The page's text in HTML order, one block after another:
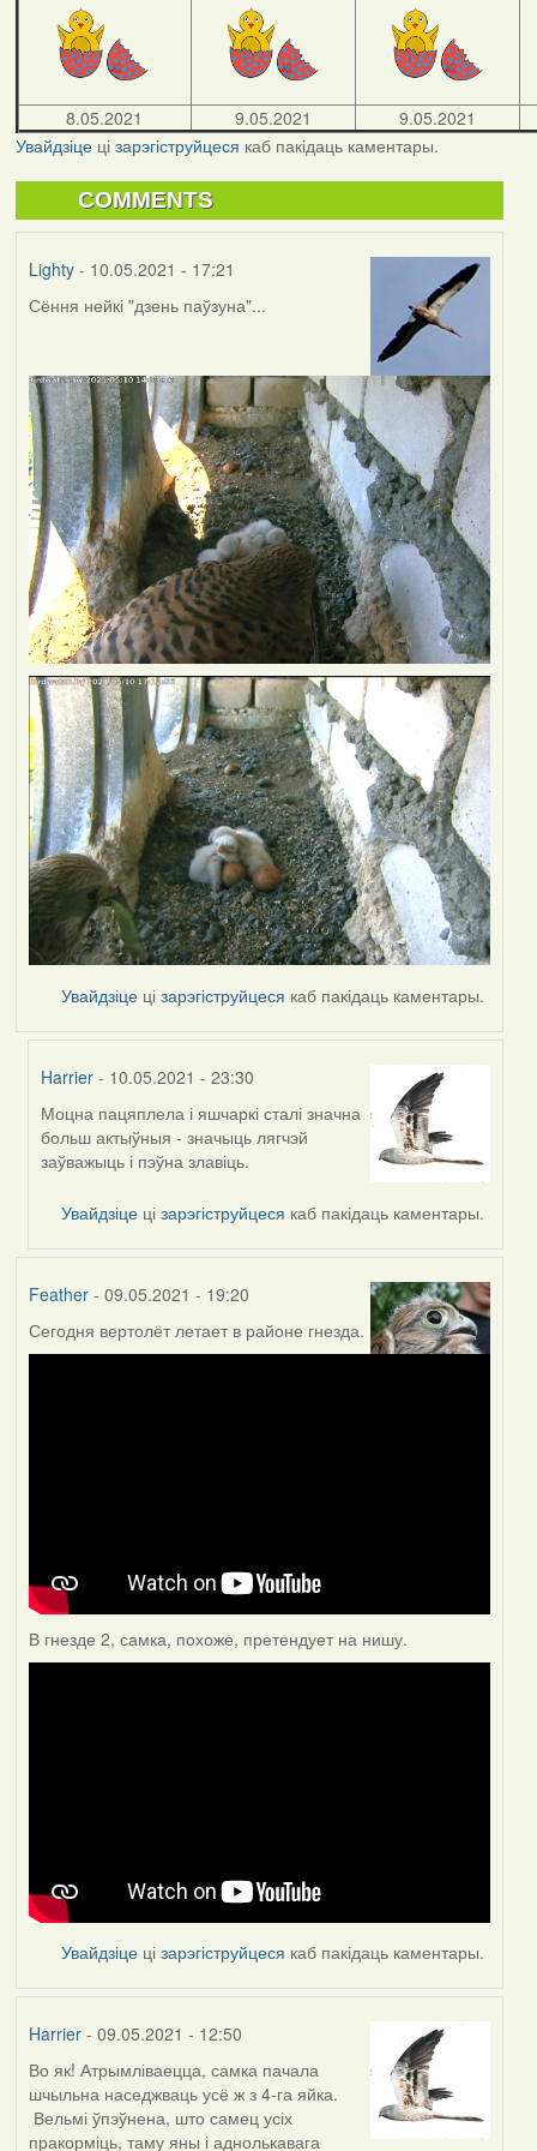
8.05.2021 9.05.2021
9.05.2021
Увайдзіцеці зарэгіструйцеся каб пакідаць каментары.
COMMENTS
Lighty- 10.05.2021 - 17:21
Сёння нейкі "дзень паўзуна"...
Увайдзіце цізарэгіструйцеся каб пакідаць каментары.
Harrier - 10.05.2021 - 23:30
In
reply
to
Lighty
Моцна пацяплела і яшчаркі сталі значна
больш актыўныя - значыць лягчэй
заўважыць і пэўна злавіць.
Увайдзіце цізарэгіструйцеся каб пакідаць каментары.
Feather- 09.05.2021 - 19:20
Сегодня вертолёт летает в районе гнезда.
В гнезде 2, самка, похоже, претендует на нишу.
Увайдзіце цізарэгіструйцеся каб пакідаць каментары.
Harrier- 09.05.2021 - 12:50
Во як! Атрымліваецца, самка пачала
шчыльна наседжваць усё ж з 4-га яйка.
Вельмі ўпэўнена, што самец усіх
пракорміць, таму яны і аднолькавага